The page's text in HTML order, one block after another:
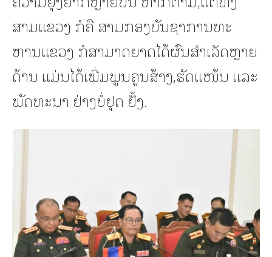
ສາມແຂວງ ກໍຄື ສາມກອງບັນຊາການທະ
ຫານແຂວງ ກໍສາມາດຍາດໄດ້ຜົນສຳເລັດຫຼາຍ
ດ້ານ ແມ່ນໄດ້ເພີ່ມພູນຄູນສ້າງ,ຮັດແໜ້ນ ແລະ
ພັດທະນາ ຢ່າງບໍ່ຢຸດ ຢັ້ງ.